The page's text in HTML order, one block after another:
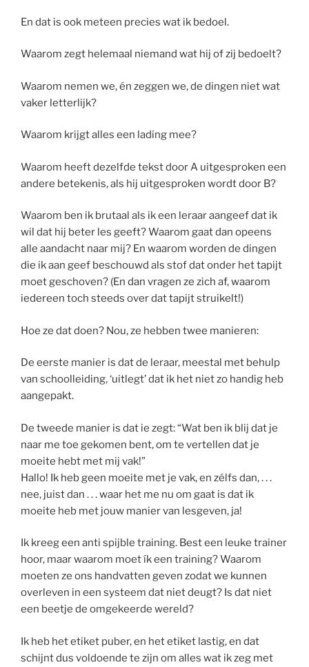
En dat is ook meteen precies wat ik bedoel.
Waarom zegt helemaal niemand wat hij of zij bedoelt?
Waarom nemen we, én zeggen we, de dingen niet wat
vaker letterlijk?
Waarom krijgt alles een lading mee?
Waarom heeft dezelfde tekst door A uitgesproken een
andere betekenis, als hij uitgesproken wordt door B?
Waarom ben ik brutaal als ik een leraar aangeef dat ik
wil dat hij beter les geeft? Waarom gaat dan opeens
alle aandacht naar mij? En waarom worden de dingen
die ik aan geef beschouwd als stof dat onder het tapijt
moet geschoven? (En dan vragen ze zich af, waarom
iedereen toch steeds over dat tapijt struikelt!)
Hoe ze dat doen? Nou, ze hebben twee manieren:
De eerste manier is dat de leraar, meestal met behulp
van schoolleiding, ‘uitlegt’ dat ik het niet zo handig heb
aangepakt.
De tweede manier is dat ie zegt: “Wat ben ik blij dat je
naar me toe gekomen bent, om te vertellen dat je
moeite hebt met mij vak!”
Hallo! Ik heb geen moeite met je vak, en zélfs dan, . . .
nee, juist dan . . . waar het me nu om gaat is dat ik
moeite heb met jouw manier van lesgeven, ja!
Ik kreeg een anti spijble training. Best een leuke trainer
hoor, maar waarom moet ík een training? Waarom
moeten ze ons handvatten geven zodat we kunnen
overleven in een systeem dat niet deugt? Is dat niet
een beetje de omgekeerde wereld?
Ik heb het etiket puber, en het etiket lastig, en dat
schijnt dus voldoende te zijn om alles wat ik zeg met